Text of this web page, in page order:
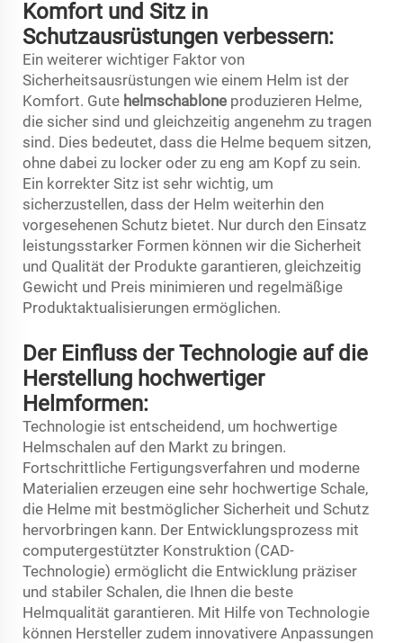
Komfort und Sitz in
Schutzausrüstungen verbessern:
Ein weiterer wichtiger Faktor von
Sicherheitsausrüstungen wie einem Helm ist der
Komfort. Gute helmschablone produzieren Helme,
die sicher sind und gleichzeitig angenehm zu tragen
sind. Dies bedeutet, dass die Helme bequem sitzen,
ohne dabei zu locker oder zu eng am Kopf zu sein.
Ein korrekter Sitz ist sehr wichtig, um
sicherzustellen, dass der Helm weiterhin den
vorgesehenen Schutz bietet. Nur durch den Einsatz
leistungsstarker Formen können wir die Sicherheit
und Qualität der Produkte garantieren, gleichzeitig
Gewicht und Preis minimieren und regelmäßige
Produktaktualisierungen ermöglichen.
Der Einfluss der Technologie auf die
Herstellung hochwertiger
Helmformen:
Technologie ist entscheidend, um hochwertige
Helmschalen auf den Markt zu bringen.
Fortschrittliche Fertigungsverfahren und moderne
Materialien erzeugen eine sehr hochwertige Schale,
die Helme mit bestmöglicher Sicherheit und Schutz
hervorbringen kann. Der Entwicklungsprozess mit
computergestützter Konstruktion (CAD-
Technologie) ermöglicht die Entwicklung präziser
und stabiler Schalen, die Ihnen die beste
Helmqualität garantieren. Mit Hilfe von Technologie
können Hersteller zudem innovativere Anpassungen